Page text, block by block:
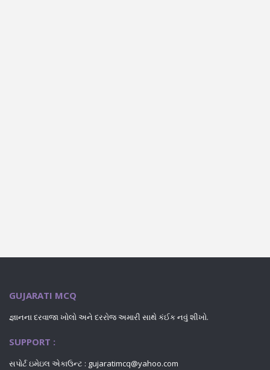
GUJARATI MCQ
જ્ઞાનના દરવાજા ખોલો અને દરરોજ અમારી સાથે કંઈક નવું શીખો.
SUPPORT :
સપોર્ટ ઇમેઇલ એકાઉન્ટ : gujaratimcq@yahoo.com